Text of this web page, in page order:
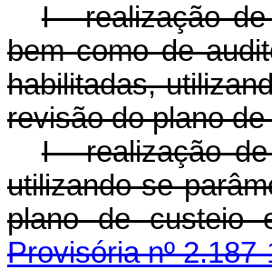
I - realização
bem como de
habilitadas,
revisão do plano
I - realização
utilizando-se
plano de
Provisória nº